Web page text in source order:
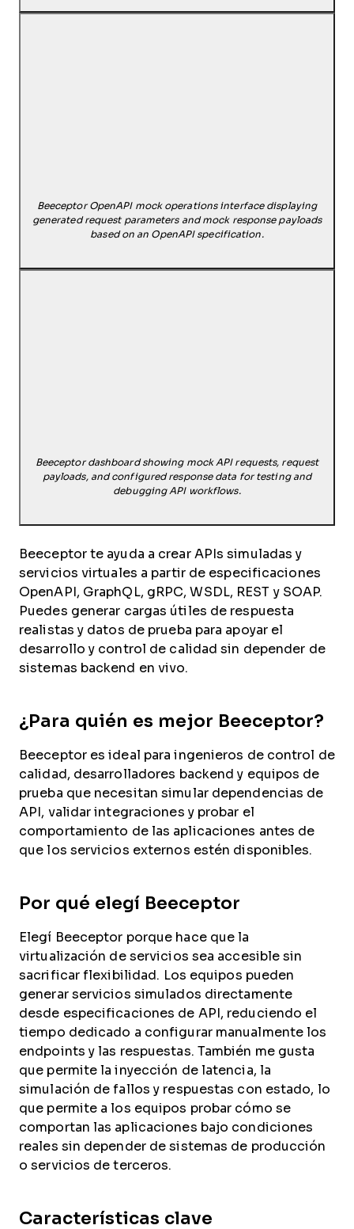
Beeceptor OpenAPI mock operations interface displaying
generated request parameters and mock response payloads
based on an OpenAPI specification.
Beeceptor dashboard showing mock API requests, request
payloads, and configured response data for testing and
debugging API workflows.
Beeceptor te ayuda a crear APIs simuladas y
servicios virtuales a partir de especificaciones
OpenAPI, GraphQL, gRPC, WSDL, REST y SOAP.
Puedes generar cargas útiles de respuesta
realistas y datos de prueba para apoyar el
desarrollo y control de calidad sin depender de
sistemas backend en vivo.
¿Para quién es mejor Beeceptor?
Beeceptor es ideal para ingenieros de control de
calidad, desarrolladores backend y equipos de
prueba que necesitan simular dependencias de
API, validar integraciones y probar el
comportamiento de las aplicaciones antes de
que los servicios externos estén disponibles.
Por qué elegí Beeceptor
Elegí Beeceptor porque hace que la
virtualización de servicios sea accesible sin
sacrificar flexibilidad. Los equipos pueden
generar servicios simulados directamente
desde especificaciones de API, reduciendo el
tiempo dedicado a configurar manualmente los
endpoints y las respuestas. También me gusta
que permite la inyección de latencia, la
simulación de fallos y respuestas con estado, lo
que permite a los equipos probar cómo se
comportan las aplicaciones bajo condiciones
reales sin depender de sistemas de producción
o servicios de terceros.
Características clave